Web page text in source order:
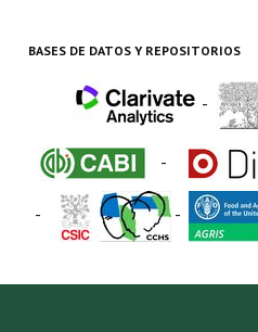
BASES DE DATOS Y REPOSITORIOS
-
-
- -